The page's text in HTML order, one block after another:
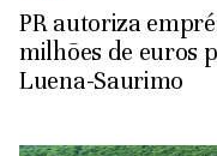
PR autoriza
milhões de euros
Luena-Saurimo